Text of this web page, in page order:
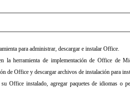
para administrar, descargar e instalar Office.
la herramienta de implementación de Office de
de Office y descargar archivos de instalación para
Office instalado, agregar paquetes de idiomas o